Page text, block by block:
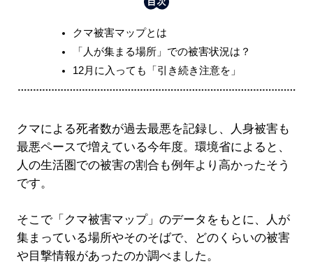
クマ被害マップとは
「人が集まる場所」での被害状況は？
12月に入っても「引き続き注意を」
クマによる死者数が過去最悪を記録し、人身被害も
最悪ペースで増えている今年度。環境省によると、
人の生活圏での被害の割合も例年より高かったそう
です。
そこで「クマ被害マップ」のデータをもとに、人が
集まっている場所やそのそばで、どのくらいの被害
や目撃情報があったのか調べました。